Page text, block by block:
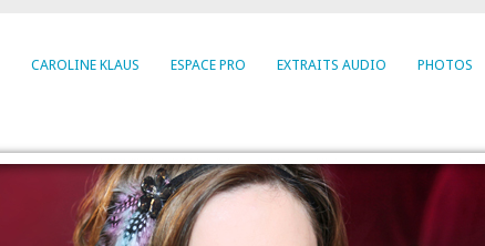
CAROLINE KLAUS ESPACE PRO EXTRAITS AUDIO PHOTOS